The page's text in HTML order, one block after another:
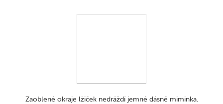
Zaoblené okraje lžiček nedráždí jemné dásně miminka.